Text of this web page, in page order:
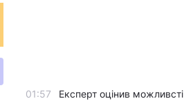
01:57
Експерт оцінив можливсті